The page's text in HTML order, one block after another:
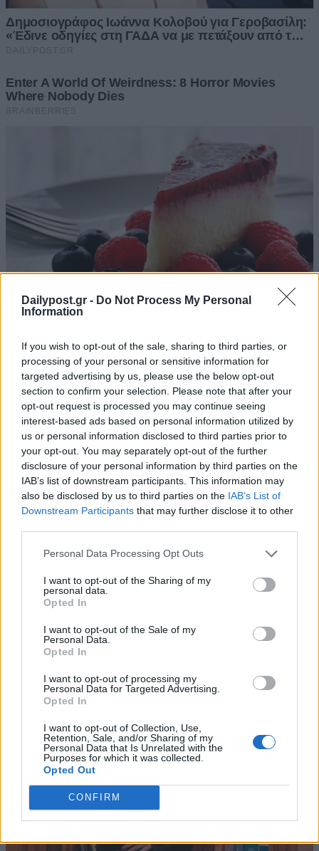
Dailypost.gr - Do Not Process My Personal
Information
If you wish to opt-out of the sale, sharing to third parties, or
processing of your personal or sensitive information for
targeted advertising by us, please use the below opt-out
section to confirm your selection. Please note that after your
opt-out request is processed you may continue seeing
interest-based ads based on personal information utilized by
us or personal information disclosed to third parties prior to
your opt-out. You may separately opt-out of the further
disclosure of your personal information by third parties on the
IAB’s list of downstream participants. This information may
also be disclosed by us to third parties on the IAB’s List of
Downstream Participants that may further disclose it to other
Personal Data Processing Opt Outs
I want to opt-out of the Sharing of my
personal data.
Opted In
I want to opt-out of the Sale of my
Personal Data.
Opted In
I want to opt-out of processing my
Personal Data for Targeted Advertising.
Opted In
I want to opt-out of Collection, Use,
Retention, Sale, and/or Sharing of my
Personal Data that Is Unrelated with the
Purposes for which it was collected.
Opted Out
CONFIRM